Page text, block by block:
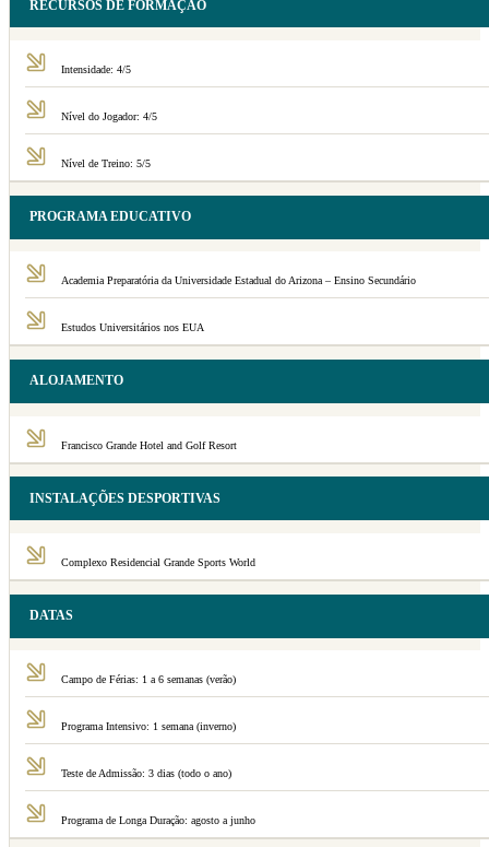
RECURSOS DE FORMAÇÃO
Intensidade: 4/5
Nível do Jogador: 4/5
Nível de Treino: 5/5
PROGRAMA EDUCATIVO
Academia Preparatória da Universidade Estadual do Arizona – Ensino Secundário
Estudos Universitários nos EUA
ALOJAMENTO
Francisco Grande Hotel and Golf Resort
INSTALAÇÕES DESPORTIVAS
Complexo Residencial Grande Sports World
DATAS
Campo de Férias: 1 a 6 semanas (verão)
Programa Intensivo: 1 semana (inverno)
Teste de Admissão: 3 dias (todo o ano)
Programa de Longa Duração: agosto a junho